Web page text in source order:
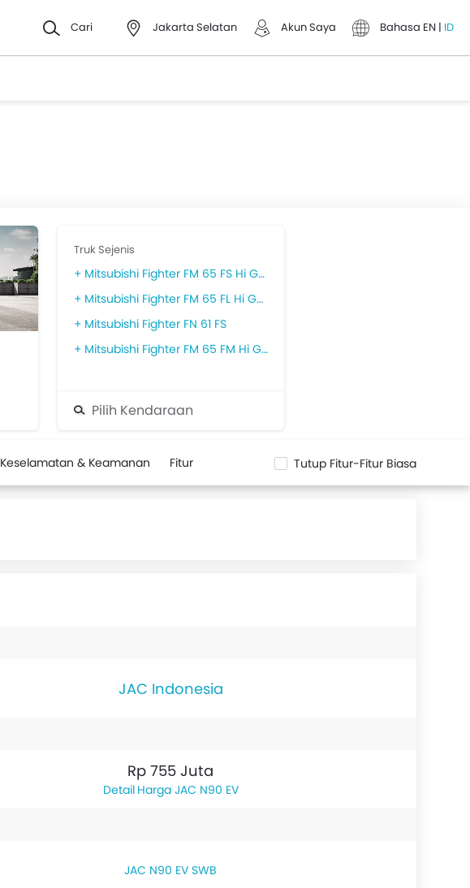
Cari Jakarta Selatan Akun Saya Bahasa EN | ID
Truk Sejenis
Mitsubishi Fighter FM 65 FS Hi Gear
Mitsubishi Fighter FM 65 FL Hi Gear
Mitsubishi Fighter FN 61 FS
Mitsubishi Fighter FM 65 FM Hi Gear
Pilih Kendaraan
Keselamatan & Keamanan Fitur Tutup Fitur-Fitur Biasa
JAC Indonesia
Rp 755 Juta
Harga JAC N90 EV
JAC N90 EV SWB